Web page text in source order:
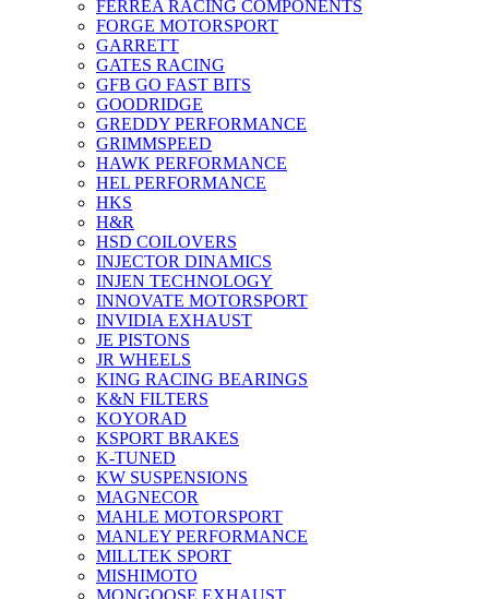
FERREA RACING COMPONENTS
FORGE MOTORSPORT
GARRETT
GATES RACING
GFB GO FAST BITS
GOODRIDGE
GREDDY PERFORMANCE
GRIMMSPEED
HAWK PERFORMANCE
HEL PERFORMANCE
HKS
H&R
HSD COILOVERS
INJECTOR DINAMICS
INJEN TECHNOLOGY
INNOVATE MOTORSPORT
INVIDIA EXHAUST
JE PISTONS
JR WHEELS
KING RACING BEARINGS
K&N FILTERS
KOYORAD
KSPORT BRAKES
K-TUNED
KW SUSPENSIONS
MAGNECOR
MAHLE MOTORSPORT
MANLEY PERFORMANCE
MILLTEK SPORT
MISHIMOTO
MONGOOSE EXHAUST